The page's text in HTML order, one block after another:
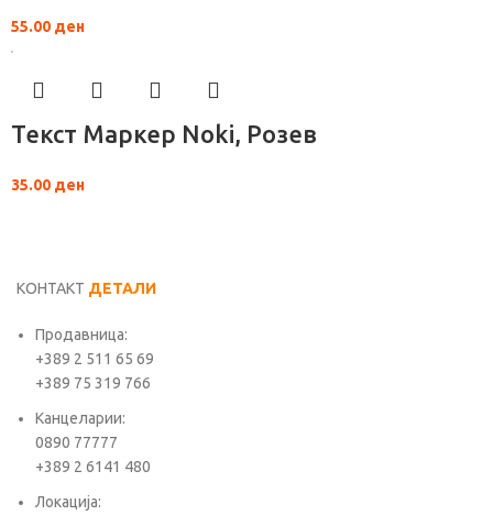
55.00 ден
Текст Маркер Noki, Розев
35.00 ден
КОНТАКТ ДЕТАЛИ
Продавница:
+389 2 511 65 69
+389 75 319 766
Канцеларии:
0890 77777
+389 2 6141 480
Локација: